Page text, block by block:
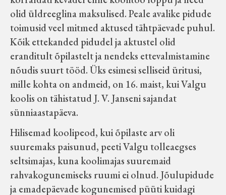
olid üldreeglina maksulised. Peale avalike pidude
toimusid veel mitmed aktused tähtpäevade puhul.
Kõik ettekanded pidudel ja aktustel olid
eranditult õpilastelt ja nendeks ettevalmistamine
nõudis suurt tööd. Üks esimesi selliseid üritusi,
mille kohta on andmeid, on 16. maist, kui Valgu
koolis on tähistatud J. V. Janseni sajandat
sünniaastapäeva.
Hilisemad koolipeod, kui õpilaste arv oli
suuremaks paisunud, peeti Valgu tolleaegses
seltsimajas, kuna koolimajas suuremaid
rahvakogunemiseks ruumi ei olnud. Jõulupidude
ja emadepäevade kogunemised püüti kuidagi